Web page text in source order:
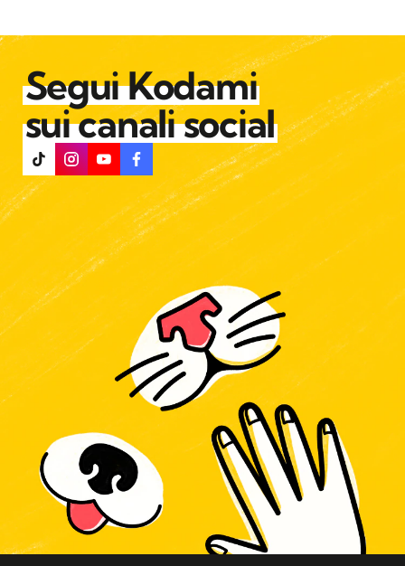
Segui Kodami
sui canali social